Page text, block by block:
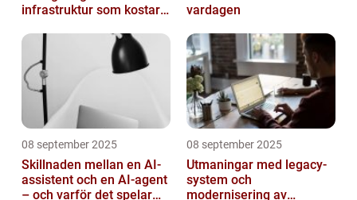
infrastruktur som kostar
vardagen
08 september 2025
Skillnaden mellan en AI-
assistent och en AI-agent
– och varför det spelar
08 september 2025
Utmaningar med legacy-
system och
modernisering av